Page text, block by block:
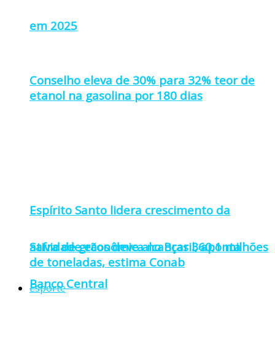
em 2025
Espírito Santo lidera crescimento da
atividade econômica no Brasil, aponta
Banco Central
Conselho eleva de 30% para 32% teor de
etanol na gasolina por 180 dias
Safra de grãos deve alcançar 360,1 milhões
de toneladas, estima Conab
Esporte